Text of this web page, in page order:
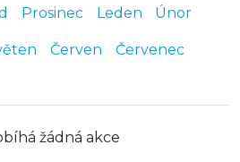
Prosinec Leden Únor
Červen Červenec
žádná akce